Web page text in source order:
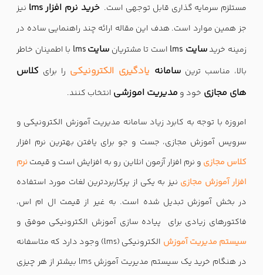
مستلزم سرمایه گذاری قابل توجهی است.خرید نرم افزار lms
نیز
جز همین موارد است. هدف این مقاله ارائه چند راهنمایی ساده در
زمینه خریدسایت lms است تا مشتریان سایتlms با اطمینان خاطر
بالا، مناسب ترین سامانه یادگیری الکترونیکی را برای کلاس
های مجازی خود و مدیریت اموزشی انتخاب کنند.
امروزه با توجه به کابرد زیاد سامانه مدیریت آموزش الکترونیکی و
سرویس آموزش مجازی، جست و جو برای یافتن بهترین نرم افزار
کلاس مجازی و نرم افزار آزمون انلاین رو به افزایش است و قیمتنرم
افزار آموزش مجازی نیز به یکی از پرکاربردترین لغات مورد استفاده
در بخش آموزش تبدیل شده است. به غیر از قیمت ال ام اس،
فاکتورهای زیادی برای پیاده سازی آموزش الکترونیکی موفق و
سیستم مدیریت آموزش
الکترونیکی (lms) وجود دارد که متاسفانه
در هنگام خرید یک سیستم مدیریت آموزش lms بیشتر از هر چیزی